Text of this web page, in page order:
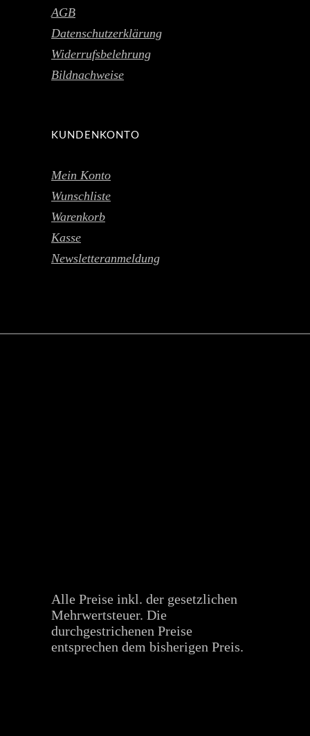
AGB
Datenschutzerklärung
Widerrufsbelehrung
Bildnachweise
KUNDENKONTO
Mein Konto
Wunschliste
Warenkorb
Kasse
Newsletteranmeldung
Alle Preise inkl. der gesetzlichen
Mehrwertsteuer. Die
durchgestrichenen Preise
entsprechen dem bisherigen Preis.